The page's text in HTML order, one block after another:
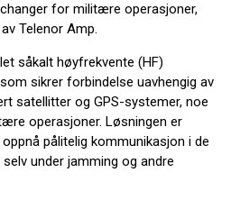
for militære operasjoner,
Telenor Amp.
såkalt høyfrekvente (HF)
sikrer forbindelse uavhengig av
satellitter og GPS-systemer, noe
operasjoner. Løsningen er
pålitelig kommunikasjon i de
under jamming og andre